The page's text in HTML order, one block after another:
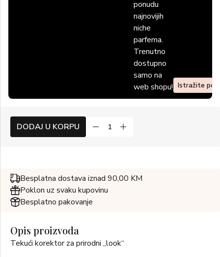
ponudu
najnovijih
niche
parfema.
Trenutno
dostupno
samo na
web shopu! Istražite
DODAJ U KORPU
Besplatna dostava iznad 90,00 KM
Poklon uz svaku kupovinu
Besplatno pakovanje
Opis proizvoda
Tekući korektor za prirodni „look“